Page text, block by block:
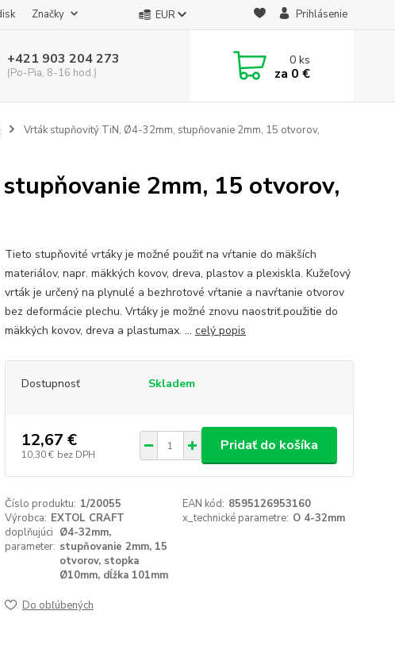
Značky EUR Prihlásenie
+421 903 204 273
(Po-Pia, 8-16 hod.)
0ks
za 0 €
Vrták stupňovitý TiN, Ø4-32mm, stupňovanie 2mm, 15 otvorov,
2mm, 15 otvorov,
Tieto stupňovité vrtáky je možné použiť na vŕtanie do mäkších
materiálov, napr. mäkkých kovov, dreva, plastov a plexiskla. Kužeľový
vrták je určený na plynulé a bezhrotové vŕtanie a navŕtanie otvorov
bez deformácie plechu. Vrtáky je možné znovu naostriť.použitie do
mäkkých kovov, dreva a plastumax. ... celý popis
Dostupnosť Skladem
12,67 €
10,30 € bez DPH
Pridať do košíka
Číslo produktu: 1/20055 EAN kód: 8595126953160
Výrobca: EXTOL CRAFT x_technické parametre: O 4-32mm
doplňujúci
parameter:
Ø4-32mm,
stupňovanie 2mm, 15
otvorov, stopka
Ø10mm, dĺžka 101mm
Do obľúbených